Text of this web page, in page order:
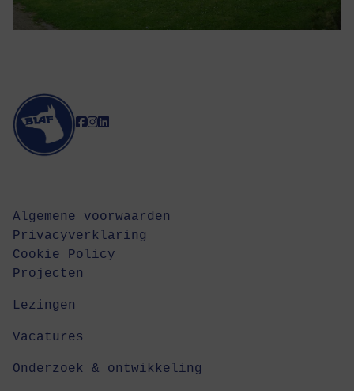
Algemene voorwaarden
Privacyverklaring
Cookie Policy
Projecten
Lezingen
Vacatures
Onderzoek & ontwikkeling